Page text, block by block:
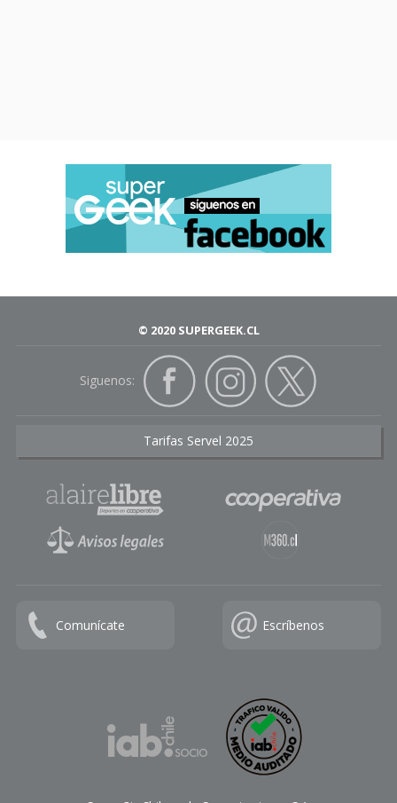
© 2020 SUPERGEEK.CL
Siguenos:
Tarifas Servel 2025
Comunícate Escríbenos